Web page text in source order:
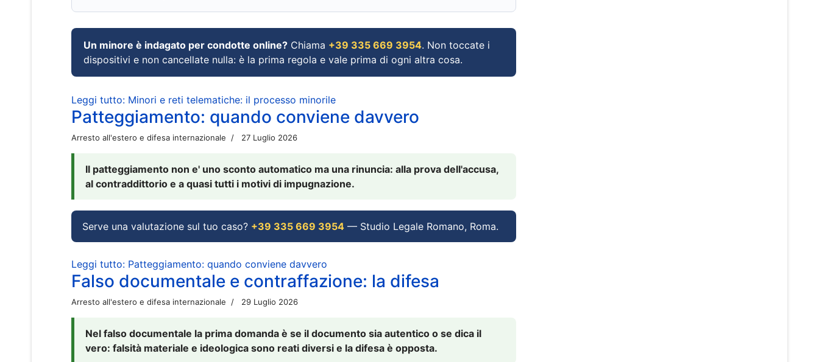
Un minore è indagato per condotte online? Chiama +39 335 669 3954. Non toccate i
dispositivi e non cancellate nulla: è la prima regola e vale prima di ogni altra cosa.
Leggi tutto: Minori e reti telematiche: il processo minorile
Patteggiamento: quando conviene davvero
Arresto all'estero e difesa internazionale 27 Luglio 2026
Il patteggiamento non e' uno sconto automatico ma una rinuncia: alla prova dell'accusa,
al contraddittorio e a quasi tutti i motivi di impugnazione.
Serve una valutazione sul tuo caso? +39 335 669 3954 — Studio Legale Romano, Roma.
Leggi tutto: Patteggiamento: quando conviene davvero
Falso documentale e contraffazione: la difesa
Arresto all'estero e difesa internazionale 29 Luglio 2026
Nel falso documentale la prima domanda è se il documento sia autentico o se dica il
vero: falsità materiale e ideologica sono reati diversi e la difesa è opposta.